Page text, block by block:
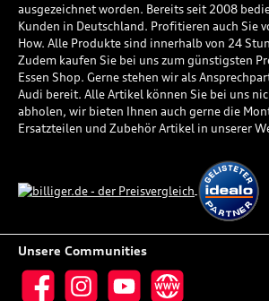
ausgezeichnet worden. Bereits seit 2008
Kunden in Deutschland. Profitieren auch Sie
How. Alle Produkte sind innerhalb von 24
Zudem kaufen Sie bei uns zum günstigsten
Essen Shop. Gerne stehen wir als
Audi bereit. Alle Artikel können Sie bei uns
abholen, wir bieten Ihnen auch gerne die
Ersatzteilen und Zubehör Artikel in unserer
Unsere Communities
Facebook InstagramYouTube Website